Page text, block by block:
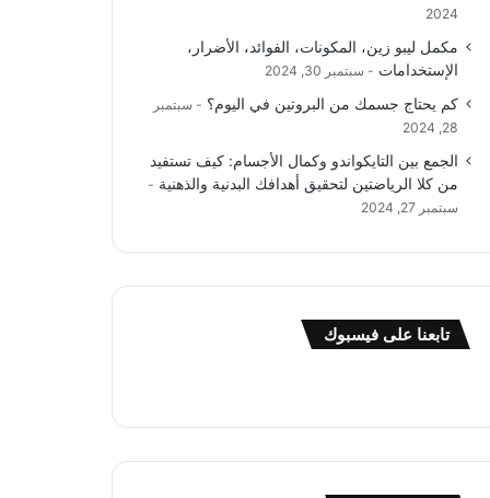
2024
مكمل ليبو زين، المكونات، الفوائد، الأضرار،
الإستخدامات
سبتمبر 30, 2024
كم يحتاج جسمك من البروتين في اليوم؟
سبتمبر
28, 2024
الجمع بين التايكواندو وكمال الأجسام: كيف تستفيد
من كلا الرياضتين لتحقيق أهدافك البدنية والذهنية
سبتمبر 27, 2024
تابعنا على فيسبوك